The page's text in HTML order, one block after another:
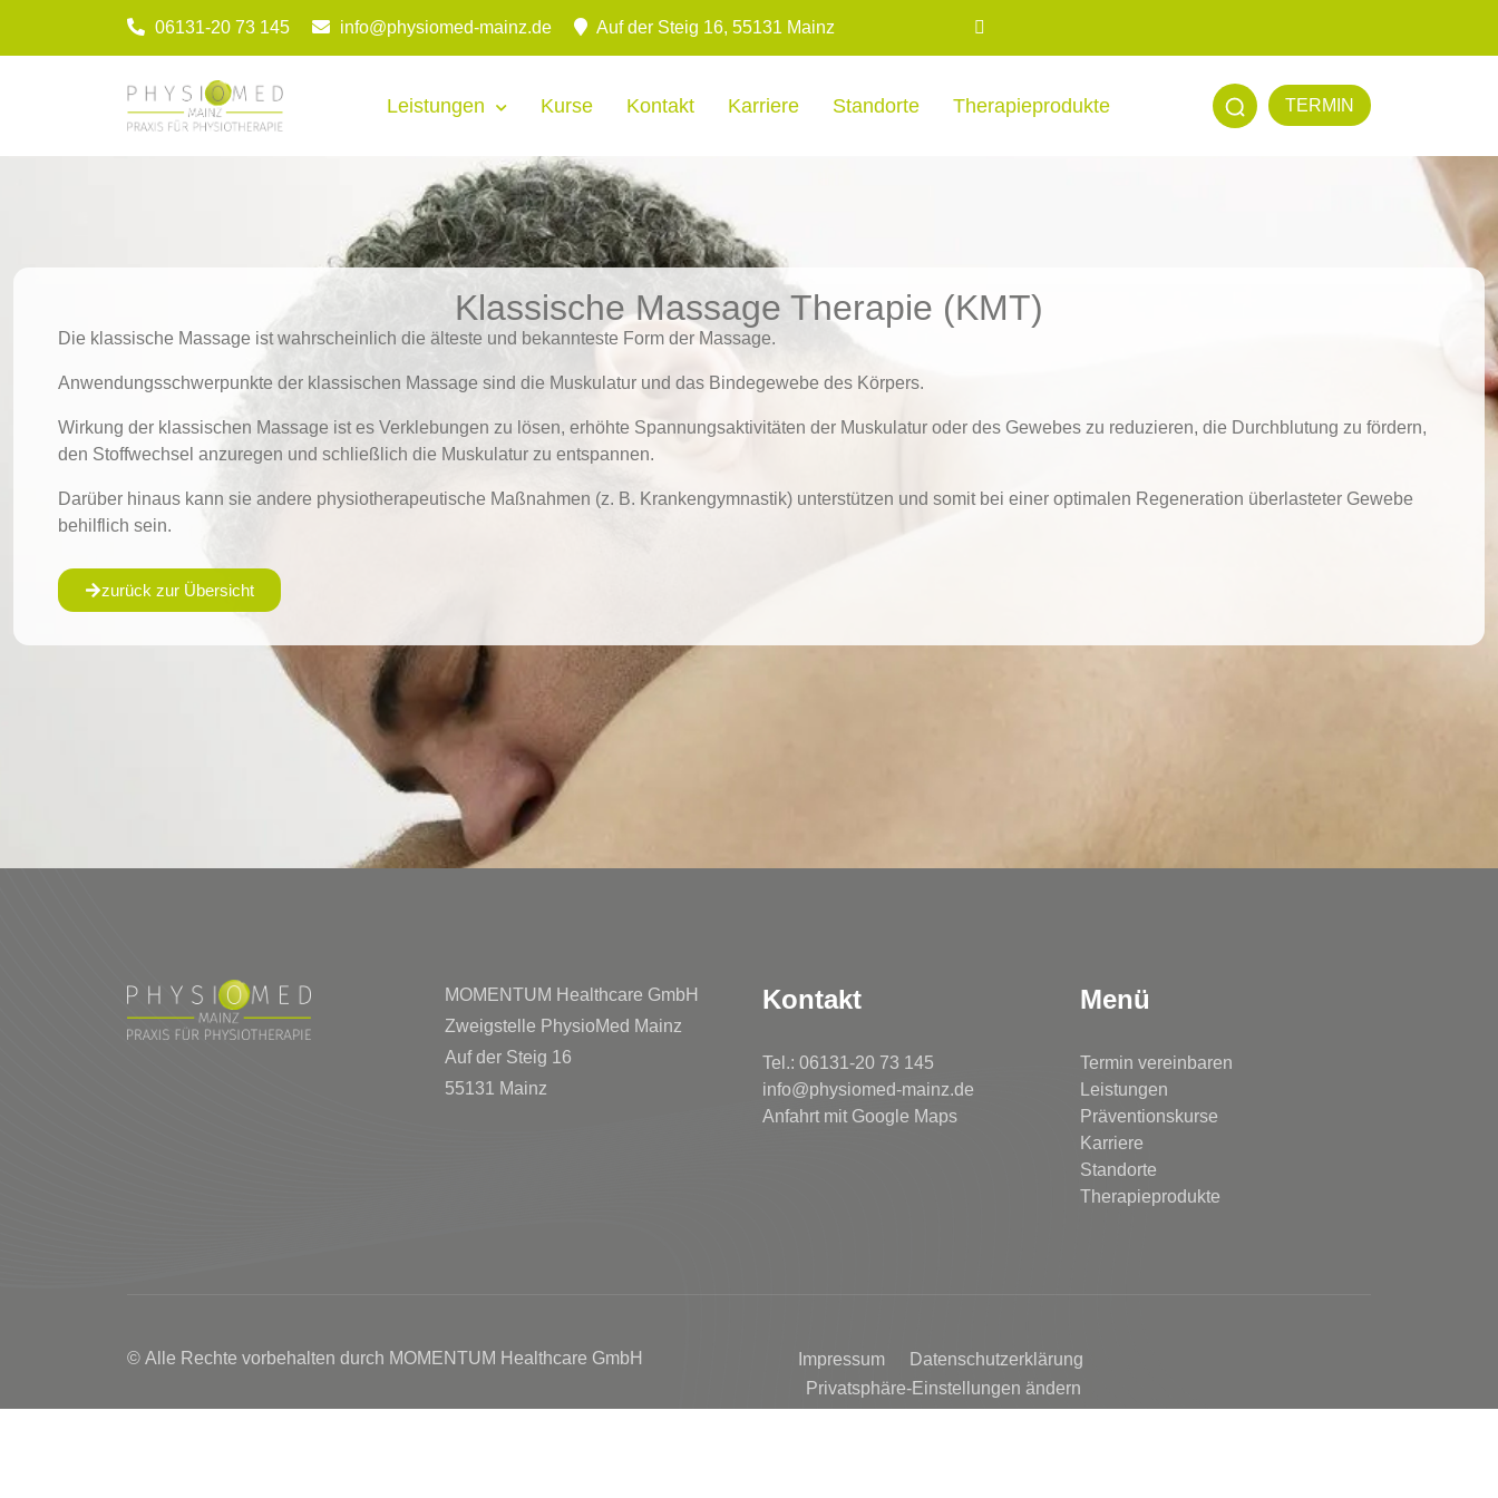
06131-20 73 145 info@physiomed-mainz.de Auf der Steig 16, 55131 Mainz
Leistungen Kurse Kontakt Karriere Standorte Therapieprodukte TERMIN
Klassische Massage Therapie (KMT)
Die klassische Massage ist wahrscheinlich die älteste und bekannteste Form der Massage.
Anwendungsschwerpunkte der klassischen Massage sind die Muskulatur und das Bindegewebe des Körpers.
Wirkung der klassischen Massage ist es Verklebungen zu lösen, erhöhte Spannungsaktivitäten der Muskulatur oder des Gewebes zu reduzieren, die Durchblutung zu fördern,
den Stoffwechsel anzuregen und schließlich die Muskulatur zu entspannen.
Darüber hinaus kann sie andere physiotherapeutische Maßnahmen (z. B. Krankengymnastik) unterstützen und somit bei einer optimalen Regeneration überlasteter Gewebe
behilflich sein.
zurück zur Übersicht
MOMENTUM Healthcare GmbH
Zweigstelle PhysioMed Mainz
Auf der Steig 16
55131 Mainz
Kontakt
Tel.: 06131-20 73 145
info@physiomed-mainz.de
Anfahrt mit Google Maps
Menü
Termin vereinbaren
Leistungen
Präventionskurse
Karriere
Standorte
Therapieprodukte
© Alle Rechte vorbehalten durch MOMENTUM Healthcare GmbH Impressum
Datenschutzerklärung
Privatsphäre-Einstellungen ändern